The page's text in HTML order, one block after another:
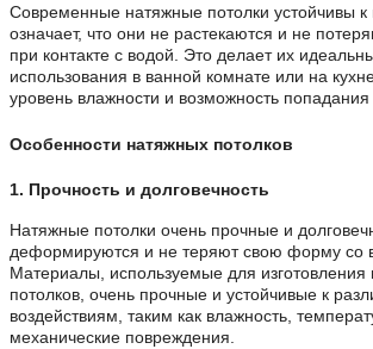
Современные натяжные потолки устойчивы к
означает, что они не растекаются и не
при контакте с водой. Это делает их
использования в ванной комнате или на
уровень влажности и возможность попадания
Особенности натяжных потолков
1. Прочность и долговечность
Натяжные потолки очень прочные и
деформируются и не теряют свою форму со
Материалы, используемые для изготовления
потолков, очень прочные и устойчивые к
воздействиям, таким как влажность,
механические повреждения.